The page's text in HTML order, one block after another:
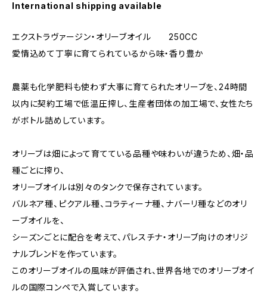
International shipping available
エクストラヴァージン・オリーブオイル 250CC
愛情込めて丁寧に育てられているから味・香り豊か
農薬も化学肥料も使わず大事に育てられたオリーブを、24時間
以内に契約工場で低温圧搾し、生産者団体の加工場で、女性たち
がボトル詰めしています。
オリーブは畑によって育てている品種や味わいが違うため、畑・品
種ごとに搾り、
オリーブオイルは別々のタンクで保存されています。
バルネア種、ピクアル種、コラティーナ種、ナバーリ種などのオリ
ーブオイルを、
シーズンごとに配合を考えて、パレスチナ・オリーブ向けのオリジ
ナルブレンドを作っています。
このオリーブオイルの風味が評価され、世界各地でのオリーブオイ
ルの国際コンペで入賞しています。